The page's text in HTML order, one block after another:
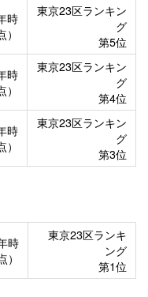
時
）
東京23区ランキン
グ
第5位
時
）
東京23区ランキン
グ
第4位
時
）
東京23区ランキン
グ
第3位
時
）
東京23区ランキ
ング
第1位